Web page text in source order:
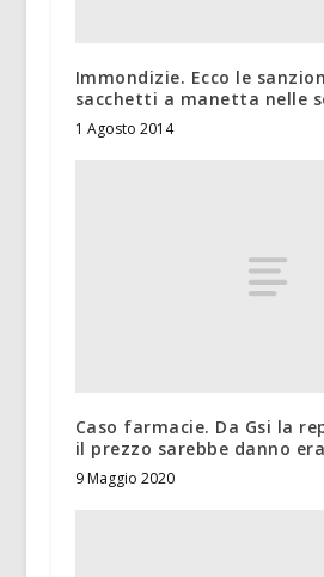
Immondizie. Ecco le
sacchetti a manetta nelle
1 Agosto 2014
Caso farmacie. Da Gsi la
il prezzo sarebbe danno
9 Maggio 2020